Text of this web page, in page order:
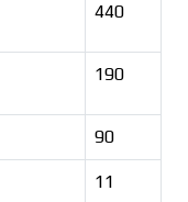
440
190
90
11